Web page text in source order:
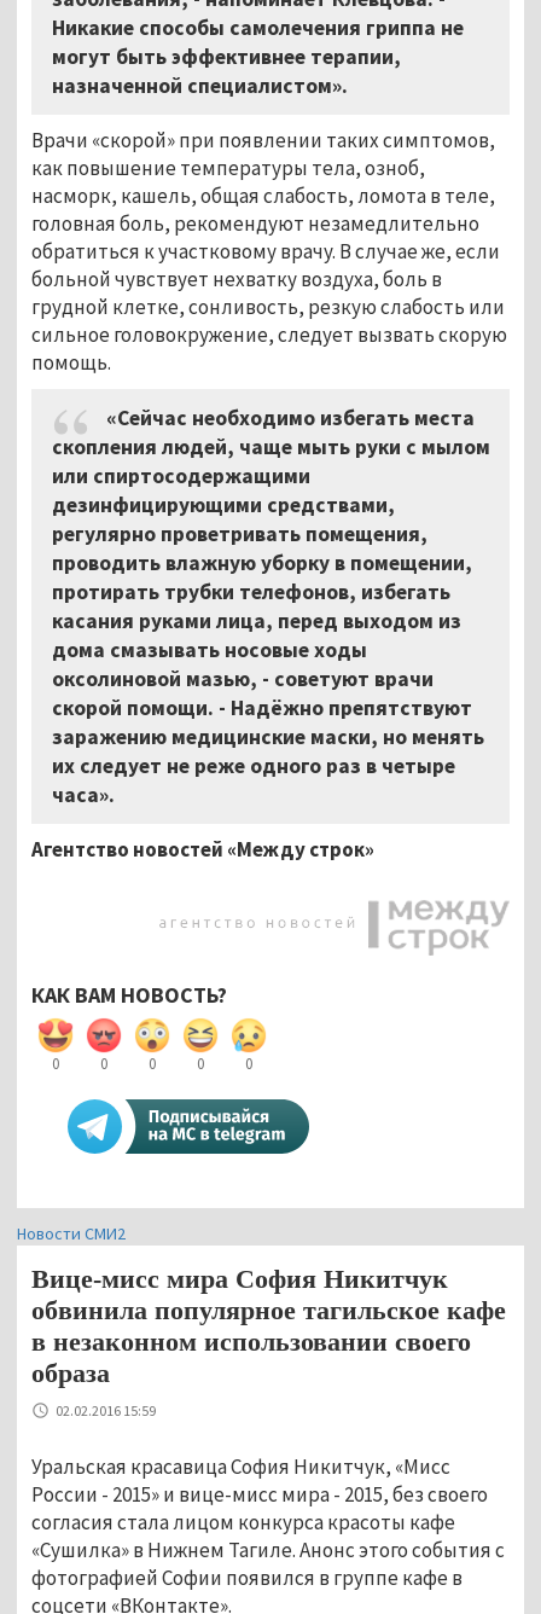
Никакие способы самолечения гриппа не
могут быть эффективнее терапии,
назначенной специалистом».
Врачи «скорой» при появлении таких симптомов,
как повышение температуры тела, озноб,
насморк, кашель, общая слабость, ломота в теле,
головная боль, рекомендуют незамедлительно
обратиться к участковому врачу. В случае же, если
больной чувствует нехватку воздуха, боль в
грудной клетке, сонливость, резкую слабость или
сильное головокружение, следует вызвать скорую
помощь.
«Сейчас необходимо избегать места
скопления людей, чаще мыть руки с мылом
или спиртосодержащими
дезинфицирующими средствами,
регулярно проветривать помещения,
проводить влажную уборку в помещении,
протирать трубки телефонов, избегать
касания руками лица, перед выходом из
дома смазывать носовые ходы
оксолиновой мазью, - советуют врачи
скорой помощи. - Надёжно препятствуют
заражению медицинские маски, но менять
их следует не реже одного раз в четыре
часа».
Агентство новостей «Между строк»
КАК ВАМ НОВОСТЬ?
0 0 0 0 0
Новости СМИ2
Вице-мисс мира София Никитчук
обвинила популярное тагильское кафе
в незаконном использовании своего
образа
02.02.2016 15:59
Уральская красавица София Никитчук, «Мисс
России - 2015» и вице-мисс мира - 2015, без своего
согласия стала лицом конкурса красоты кафе
«Сушилка» в Нижнем Тагиле. Анонс этого события с
фотографией Софии появился в группе кафе в
соцсети «ВКонтакте».